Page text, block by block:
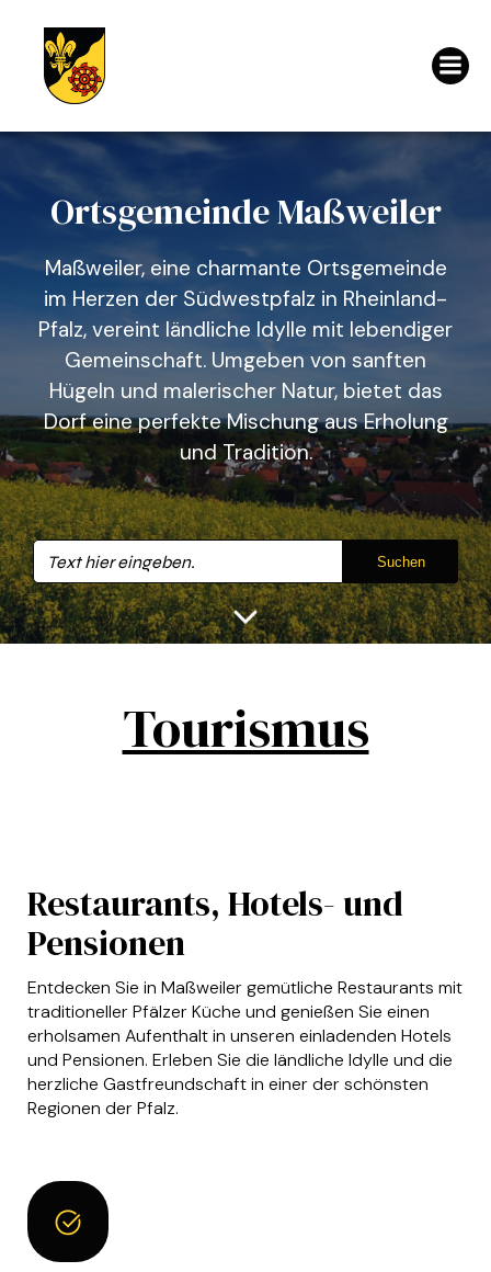
Ortsgemeinde Maßweiler
Maßweiler, eine charmante Ortsgemeinde
im Herzen der Südwestpfalz in Rheinland-
Pfalz, vereint ländliche Idylle mit lebendiger
Gemeinschaft. Umgeben von sanften
Hügeln und malerischer Natur, bietet das
Dorf eine perfekte Mischung aus Erholung
und Tradition.
Suchen
Tourismus
Restaurants, Hotels- und
Pensionen
Entdecken Sie in Maßweiler gemütliche Restaurants mit
traditioneller Pfälzer Küche und genießen Sie einen
erholsamen Aufenthalt in unseren einladenden Hotels
und Pensionen. Erleben Sie die ländliche Idylle und die
herzliche Gastfreundschaft in einer der schönsten
Regionen der Pfalz.